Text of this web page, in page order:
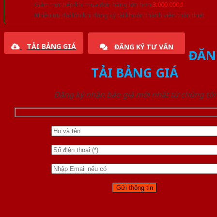
Giảm trực tiếp khi mua đơn hàng lớn hơn 3.000.000đ
Nhiều ưu đãi lớn khi đăng ký tài khoản thành viên thân thiết
TẢI BẢNG GIÁ ĐĂNG KÝ TƯ VẤN
TẢI BẢNG GIÁ
Đăng ký nhận báo giá mới nhất từ chúng tôi